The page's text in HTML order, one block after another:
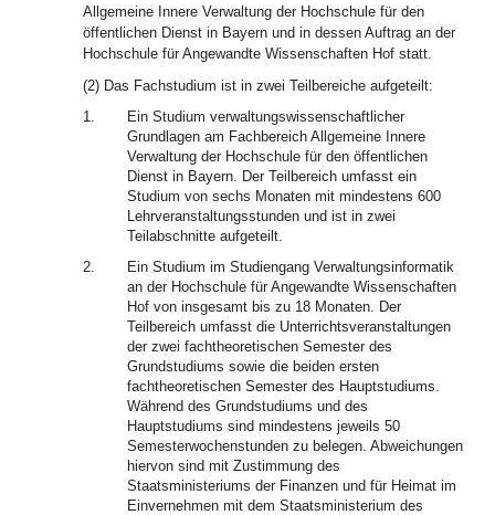
Allgemeine Innere Verwaltung der Hochschule für den
öffentlichen Dienst in Bayern und in dessen Auftrag an der
Hochschule für Angewandte Wissenschaften Hof statt.
(2) Das Fachstudium ist in zwei Teilbereiche aufgeteilt:
1.
Ein Studium verwaltungswissenschaftlicher
Grundlagen am Fachbereich Allgemeine Innere
Verwaltung der Hochschule für den öffentlichen
Dienst in Bayern. Der Teilbereich umfasst ein
Studium von sechs Monaten mit mindestens 600
Lehrveranstaltungsstunden und ist in zwei
Teilabschnitte aufgeteilt.
2.
Ein Studium im Studiengang Verwaltungsinformatik
an der Hochschule für Angewandte Wissenschaften
Hof von insgesamt bis zu 18 Monaten. Der
Teilbereich umfasst die Unterrichtsveranstaltungen
der zwei fachtheoretischen Semester des
Grundstudiums sowie die beiden ersten
fachtheoretischen Semester des Hauptstudiums.
Während des Grundstudiums und des
Hauptstudiums sind mindestens jeweils 50
Semesterwochenstunden zu belegen. Abweichungen
hiervon sind mit Zustimmung des
Staatsministeriums der Finanzen und für Heimat im
Einvernehmen mit dem Staatsministerium des